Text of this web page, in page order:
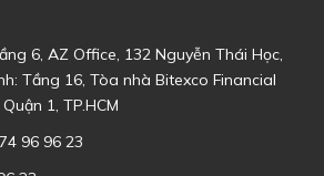
6, AZ Office, 132 Nguyễn Thái Học,
Tầng 16, Tòa nhà Bitexco Financial
1, TP.HCM
96 96 23